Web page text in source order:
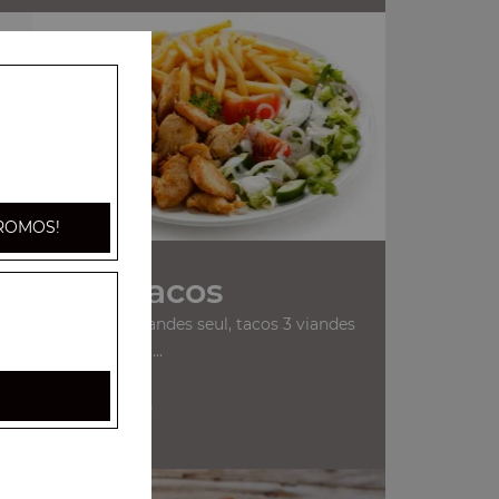
Nos Tacos
seul, tacos 2 viandes seul, tacos 3 viandes
seul, ...